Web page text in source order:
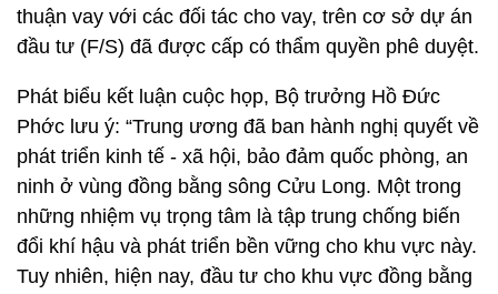
thuận vay với các đối tác cho vay, trên cơ sở dự án
đầu tư (F/S) đã được cấp có thẩm quyền phê duyệt.
Phát biểu kết luận cuộc họp, Bộ trưởng Hồ Đức
Phớc lưu ý: “Trung ương đã ban hành nghị quyết về
phát triển kinh tế - xã hội, bảo đảm quốc phòng, an
ninh ở vùng đồng bằng sông Cửu Long. Một trong
những nhiệm vụ trọng tâm là tập trung chống biến
đổi khí hậu và phát triển bền vững cho khu vực này.
Tuy nhiên, hiện nay, đầu tư cho khu vực đồng bằng